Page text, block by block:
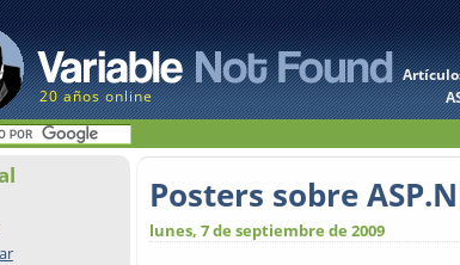
20 años online
Posters sobre
lunes, 7 de septiembre de 2009